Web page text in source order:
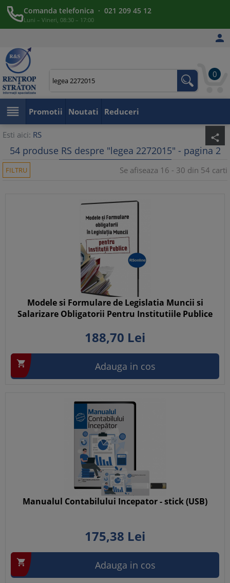
Comanda telefonica · 021 209 45 12
Luni – Vineri, 08:30 – 17:00

0
 Promotii Noutati Reduceri
Esti aici: RS share
54 produse RS despre "legea 2272015" - pagina 2
FILTRU Se afiseaza 16 - 30 din 54 carti
Modele si Formulare de Legislatia Muncii si
Salarizare Obligatorii Pentru Institutiile Publice
188,70 Lei
 Adauga in cos
Manualul Contabilului Incepator - stick (USB)
175,38 Lei
 Adauga in cos